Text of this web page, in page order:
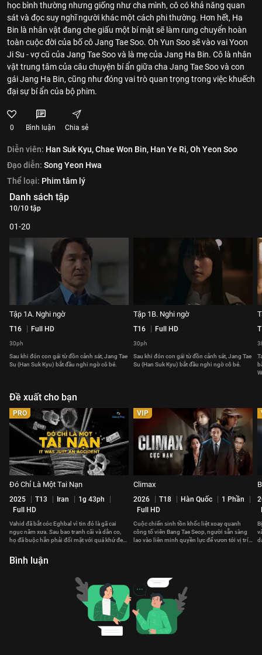
học bình thường nhưng giống như cha mình, cô có khả năng quan
sát và đọc suy nghĩ người khác một cách phi thường. Hơn hết, Ha
Bin là nhân vật đang che giấu một bí mật sẽ làm rung chuyển hoàn
toàn cuộc đời của bố cô Jang Tae Soo. Oh Yun Soo sẽ vào vai Yoon
Ji Su - vợ cũ của Jang Tae Soo và là mẹ của Jang Ha Bin. Cô là nhân
vật trung tâm của câu chuyện bí ẩn giữa cha Jang Tae Soo và con
gái Jang Ha Bin, cũng như đóng vai trò quan trọng trong việc khuếch
đại sự bí ẩn của bộ phim.
0 Bình luận Chia sẻ
Diễn viên: Han Suk Kyu,Chae Won Bin, Han Ye Ri,Oh Yeon Soo
Đạo diễn: Song Yeon Hwa
Thể loại: Phim tâm lý
Danh sách tập
10/10 tập
01-20
Tập 1A. Nghi ngờ
T16 Full HD
30ph
Sau khi đón con gái từ đồn cảnh sát, Jang Tae
Su (Han Suk Kyu) bắt đầu nghi ngờ cô bé.
Tập 1B. Nghi ngờ
T16 Full HD
30ph
Sau khi đón con gái từ đồn cảnh sát, Jang Tae
Su (Han Suk Kyu) bắt đầu nghi ngờ cô bé.
Đề xuất cho bạn
PRO
Đó Chỉ Là Một Tai Nạn
2025 T13 Iran
1g 43ph
Full HD
Vahid đã bắt cóc Eghbal vì tin đó là gã cai
ngục năm xưa. Sau bao tranh cãi và dằn co,
họ đã buộc hắn phải đối mặt với quá khứ đen
VIP
Climax
2026 T18 Hàn Quốc
1 Phần
Full HD
Cuộc chiến sinh tồn khốc liệt xoay quanh
công tố viên Bang Tae Seop, người sẵn sàng
lao vào liên minh quyền lực để vươn tới vị trí
Bình luận